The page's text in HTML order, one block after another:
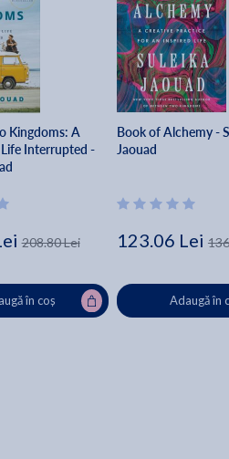
Kingdoms: A
Interrupted -
208.80 Lei
în coș
Book of Alchemy -
Jaouad
123.06 Lei
Adaugă în